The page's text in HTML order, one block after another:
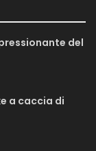
del
a caccia di